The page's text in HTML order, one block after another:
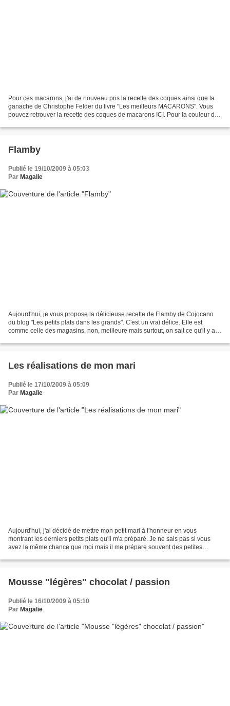
Pour ces macarons, j'ai de nouveau pris la recette des coques ainsi que la
ganache de Christophe Felder du livre "Les meilleurs MACARONS". Vous
pouvez retrouver la recette des coques de macarons ICI. Pour la couleur des
Flamby
Publié le 19/10/2009 à 05:03
Par Magalie
Aujourd'hui, je vous propose la délicieuse recette de Flamby de Cojocano
du blog "Les petits plats dans les grands". C'est un vrai délice. Elle est
comme celle des magasins, non, meilleure mais surtout, on sait ce qu'il y a
Les réalisations de mon mari
Publié le 17/10/2009 à 05:09
Par Magalie
Aujourd'hui, j'ai décidé de mettre mon petit mari à l'honneur en vous
montrant les derniers petits plats qu'il m'a préparé. Je ne sais pas si vous
avez la même chance que moi mais il me prépare souvent des petites
Mousse "légères" chocolat / passion
Publié le 16/10/2009 à 05:10
Par Magalie